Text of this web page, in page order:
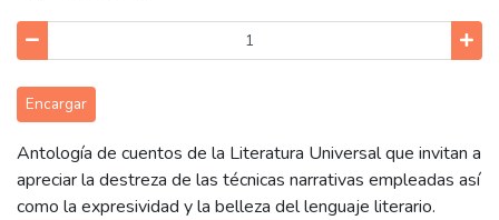
Encargar
Antología de cuentos de la Literatura Universal que invitan a
apreciar la destreza de las técnicas narrativas empleadas así
como la expresividad y la belleza del lenguaje literario.